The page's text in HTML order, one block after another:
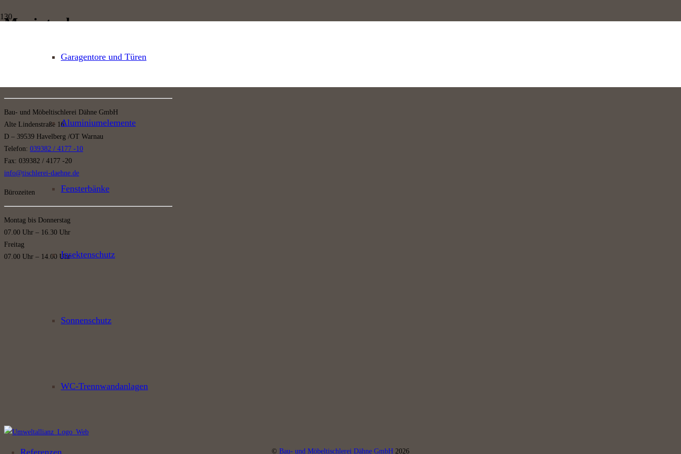
Garagentore und Türen
Aluminiumelemente
Fensterbänke
Insektenschutz
Sonnenschutz
WC-Trennwandanlagen
Referenzen
Macintosh
Es wurden keine Ergebnisse gefunden.
Bau- und Möbeltischlerei Dähne GmbH
Alte Lindenstraße 16
D – 39539 Havelberg /OT Warnau
Telefon: 039382 / 4177 -10
Fax: 039382 / 4177 -20
info@tischlerei-daehne.de
Bürozeiten
Montag bis Donnerstag
07.00 Uhr – 16.30 Uhr
Freitag
07.00 Uhr – 14.00 Uhr
© Bau- und Möbeltischlerei Dähne GmbH 2026